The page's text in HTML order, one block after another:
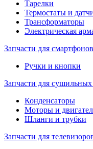
Тарелки
Термостаты и
Трансформаторы
Электрическая
Запчасти для
Ручки и кнопки
Запчасти для
Конденсаторы
Моторы и
Шланги и трубки
Запчасти для